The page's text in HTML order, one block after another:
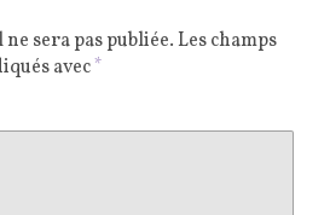
sera pas publiée.Les champs
avec*